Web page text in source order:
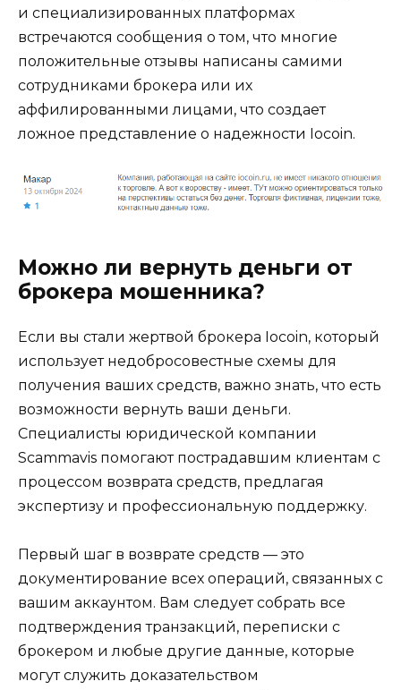
и специализированных платформах
встречаются сообщения о том, что многие
положительные отзывы написаны самими
сотрудниками брокера или их
аффилированными лицами, что создает
ложное представление о надежности Iocoin.
Можно ли вернуть деньги от
брокера мошенника?
Если вы стали жертвой брокера Iocoin, который
использует недобросовестные схемы для
получения ваших средств, важно знать, что есть
возможности вернуть ваши деньги.
Специалисты юридической компании
Scammavis помогают пострадавшим клиентам с
процессом возврата средств, предлагая
экспертизу и профессиональную поддержку.
Первый шаг в возврате средств — это
документирование всех операций, связанных с
вашим аккаунтом. Вам следует собрать все
подтверждения транзакций, переписки с
брокером и любые другие данные, которые
могут служить доказательством